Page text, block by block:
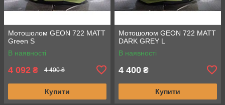
Мотошолом GEON 722 MATT
Green S
В наявності
4 092 ₴ 4 400 ₴
Купити
Мотошолом GEON 722 MATT
DARK GREY L
В наявності
4 400 ₴
Купити